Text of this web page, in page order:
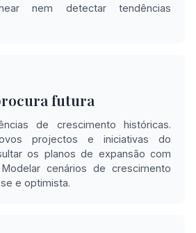
nem detectar tendências
futura
de crescimento históricas.
projectos e iniciativas do
os planos de expansão com
cenários de crescimento
e optimista.